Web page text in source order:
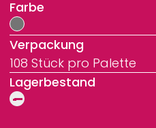
Farbe
Verpackung
108 Stück pro Palette
Lagerbestand